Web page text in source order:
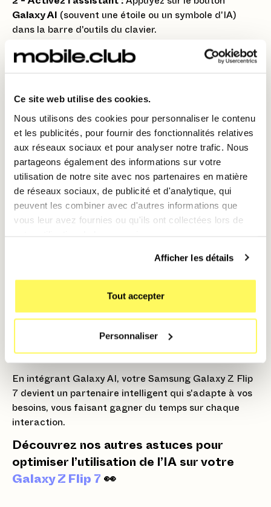
Ce site web utilise des cookies.
Nous utilisons des cookies pour personnaliser le contenu
et les publicités, pour fournir des fonctionnalités relatives
aux réseaux sociaux et pour analyser notre trafic. Nous
partageons également des informations sur votre
utilisation de notre site avec nos partenaires en matière
de réseaux sociaux, de publicité et d'analytique, qui
peuvent les combiner avec d'autres informations que
vous leur avez fournies ou qu'ils ont collectées lors de
Afficher les détails
Tout accepter
Personnaliser
Galaxy AI
(souvent une étoile ou un symbole d'IA)
dans la barre d'outils du clavier.
3 - Choisissez le style :Sélectionnez l'option
"Stylisme de texte"(Chat Assist). L'IA réécrira votre
informel, ou même plus engageant pour les réseaux
📸 La retouche photo générative
Modifiez vos photos de manière spectaculaire sans
effort :
Ouvrez la photo :Sélectionnez une photo dans
votre Galerie et appuyez sur "Éditer"(l'icône de
Appuyez sur le bouton Galaxy AI
Encerclez ou sélectionnez un
objet dans la photo. Vous pouvez ensuite le
remplira de manière crédible le vide laissé, créant
des images parfaites pour le partage.
En intégrant Galaxy AI, votre Samsung Galaxy Z Flip
7 devient un partenaire intelligent qui s'adapte à vos
besoins, vous faisant gagner du temps sur chaque
interaction.
Découvrez nos autres astuces pour
optimiser l’utilisation de l’IA sur votre
Galaxy Z Flip 7 👀